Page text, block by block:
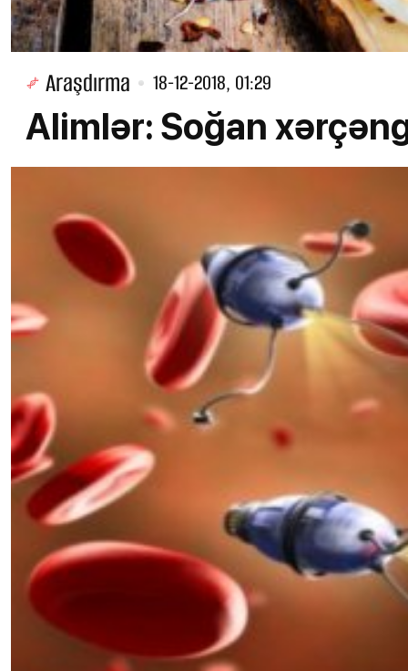
Araşdırma 18-12-2018, 01:29
Alimlər: Soğan